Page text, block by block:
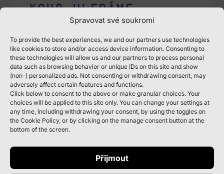
Spravovat své soukromí
To provide the best experiences, we and our partners use technologies
like cookies to store and/or access device information. Consenting to
these technologies will allow us and our partners to process personal
data such as browsing behavior or unique IDs on this site and show
(non-) personalized ads. Not consenting or withdrawing consent, may
adversely affect certain features and functions.
Click below to consent to the above or make granular choices. Your
choices will be applied to this site only. You can change your settings at
any time, including withdrawing your consent, by using the toggles on
the Cookie Policy, or by clicking on the manage consent button at the
bottom of the screen.
Přijmout
Koho hledáme
Díky pestrému portfoliu aktivit nabízíme
široké spektrum pracovních míst napříč
nejrůznějšími obory.
Co oceníme
(požadavky na
uchazeče)
Aktuální nabídku najdete na